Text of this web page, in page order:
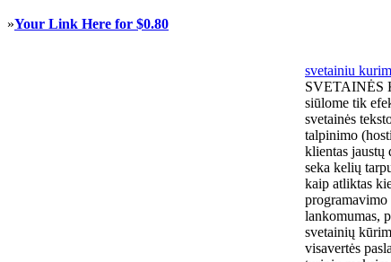
»Your Link Here for $0.80
svetainiu
SVETAINĖS
siūlome tik
svetainės
talpinimo
klientas jaustų
seka kelių
kaip atliktas
programavimo
lankomumas,
svetainių
visavertės